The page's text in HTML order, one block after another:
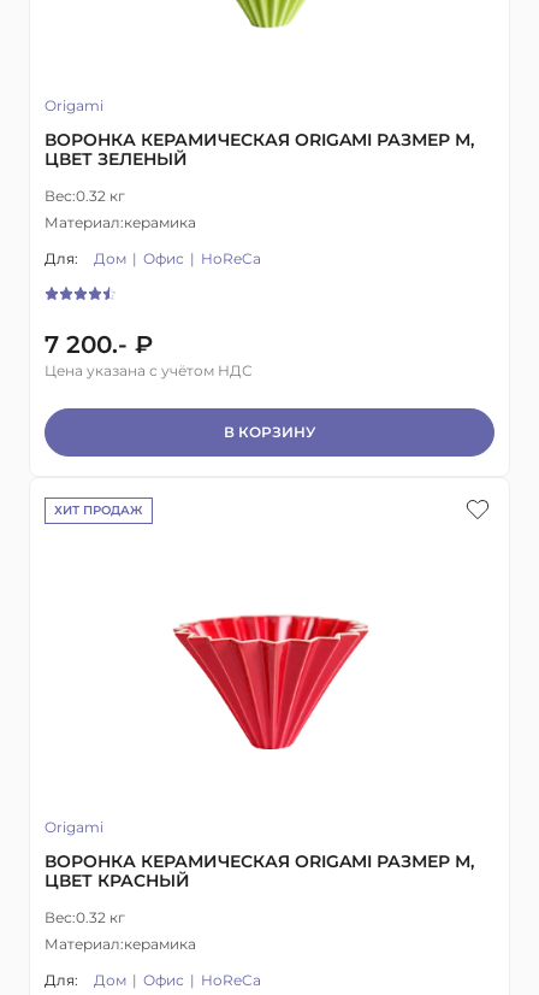
Origami
ВОРОНКА КЕРАМИЧЕСКАЯ ORIGAMI РАЗМЕР М,
ЦВЕТ ЗЕЛЕНЫЙ
Вес:0.32 кг
Материал:керамика
Для:
Дом Офис HoReCa
7 200.- ₽
Цена указана с учётом НДС
В КОРЗИНУ
Origami
ВОРОНКА КЕРАМИЧЕСКАЯ ORIGAMI РАЗМЕР М,
ЦВЕТ КРАСНЫЙ
Вес:0.32 кг
Материал:керамика
Для:
Дом Офис HoReCa
ХИТ ПРОДАЖ